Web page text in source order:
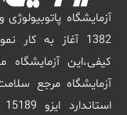
آزمایشگاه
1382 آغاز به
کیفی،این
آزمایشگاه مرجع